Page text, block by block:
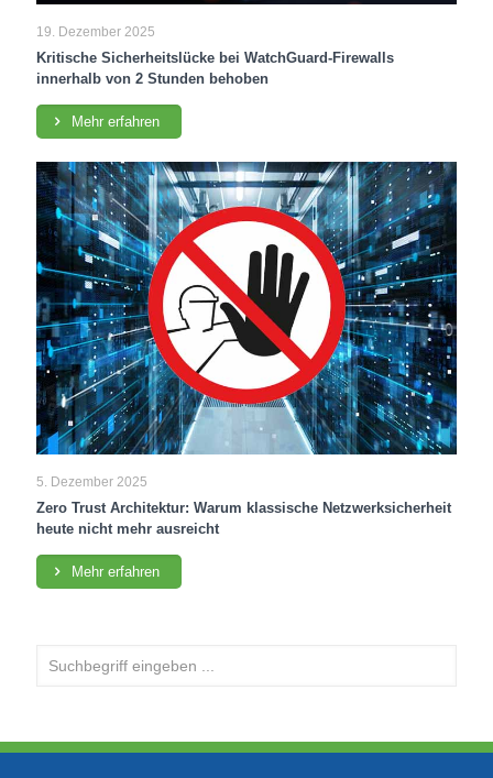
19. Dezember 2025
Kritische Sicherheitslücke bei WatchGuard-Firewalls
innerhalb von 2 Stunden behoben
Mehr erfahren
5. Dezember 2025
Zero Trust Architektur: Warum klassische Netzwerksicherheit
heute nicht mehr ausreicht
Mehr erfahren